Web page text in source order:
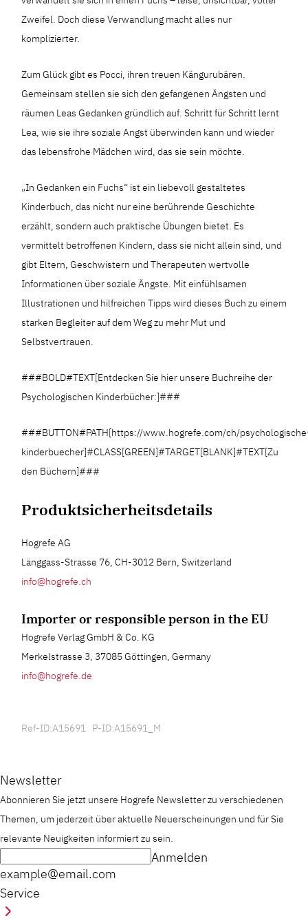
Zweifel. Doch diese Verwandlung macht alles nur
komplizierter.
Zum Glück gibt es Pocci, ihren treuen Kängurubären.
Gemeinsam stellen sie sich den gefangenen Ängsten und
räumen Leas Gedanken gründlich auf. Schritt für Schritt lernt
Lea, wie sie ihre soziale Angst überwinden kann und wieder
das lebensfrohe Mädchen wird, das sie sein möchte.
„In Gedanken ein Fuchs“ ist ein liebevoll gestaltetes
Kinderbuch, das nicht nur eine berührende Geschichte
erzählt, sondern auch praktische Übungen bietet. Es
vermittelt betroffenen Kindern, dass sie nicht allein sind, und
gibt Eltern, Geschwistern und Therapeuten wertvolle
Informationen über soziale Ängste. Mit einfühlsamen
Illustrationen und hilfreichen Tipps wird dieses Buch zu einem
starken Begleiter auf dem Weg zu mehr Mut und
Selbstvertrauen.
###BOLD#TEXT[Entdecken Sie hier unsere Buchreihe der
Psychologischen Kinderbücher:]###
###BUTTON#PATH[https://www.hogrefe.com/ch/
kinderbuecher]#CLASS[GREEN]#TARGET[BLANK]#TEXT[Zu
den Büchern]###
Produktsicherheitsdetails
Hogrefe AG
Länggass-Strasse 76, CH-3012 Bern, Switzerland
info@hogrefe.ch
Importer or responsible person in the EU
Hogrefe Verlag GmbH & Co. KG
Merkelstrasse 3, 37085 Göttingen, Germany
info@hogrefe.de
Ref-ID:A15691 P-ID:A15691_M
Newsletter
Abonnieren Sie jetzt unsere Hogrefe Newsletter zu verschiedenen
Themen, um jederzeit über aktuelle Neuerscheinungen und für Sie
relevante Neuigkeiten informiert zu sein.
example@email.com
Anmelden
Service